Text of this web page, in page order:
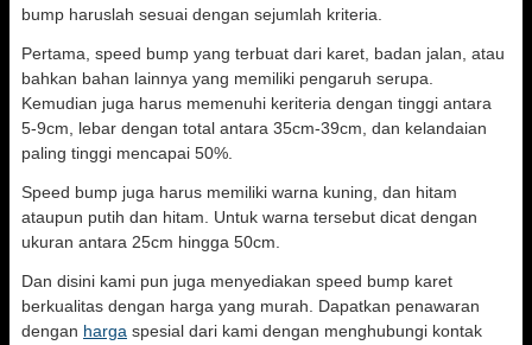
bump haruslah sesuai dengan sejumlah kriteria.
Pertama, speed bump yang terbuat dari karet, badan jalan, atau
bahkan bahan lainnya yang memiliki pengaruh serupa.
Kemudian juga harus memenuhi keriteria dengan tinggi antara
5-9cm, lebar dengan total antara 35cm-39cm, dan kelandaian
paling tinggi mencapai 50%.
Speed bump juga harus memiliki warna kuning, dan hitam
ataupun putih dan hitam. Untuk warna tersebut dicat dengan
ukuran antara 25cm hingga 50cm.
Dan disini kami pun juga menyediakan speed bump karet
berkualitas dengan harga yang murah. Dapatkan penawaran
dengan harga spesial dari kami dengan menghubungi kontak